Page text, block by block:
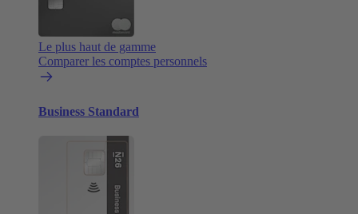
Le plus haut de gamme
Comparer les comptes personnels
Business Standard